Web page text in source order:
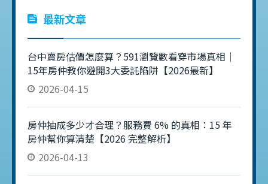
最新文章
台中賣房估價怎麼算？591瀏覽數看穿市場真相｜
15年房仲教你避開3大委託陷阱【2026最新】
2026-04-15
房仲抽成多少才合理？服務費 6% 的真相：15 年
房仲幫你算清楚【2026 完整解析】
2026-04-13